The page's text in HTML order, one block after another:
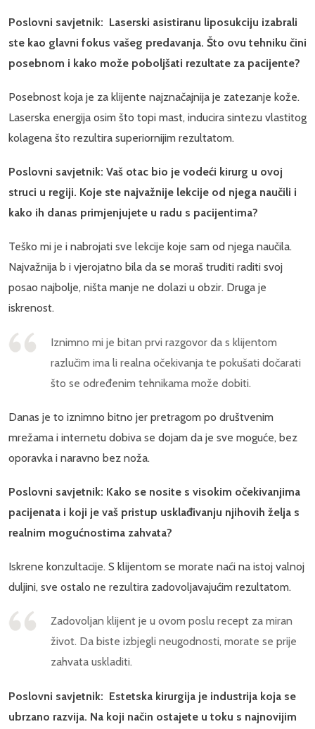
Poslovni savjetnik: Laserski asistiranu liposukciju izabrali
ste kao glavni fokus vašeg predavanja. Što ovu tehniku čini
posebnom i kako može poboljšati rezultate za pacijente?
Posebnost koja je za klijente najznačajnija je zatezanje kože.
Laserska energija osim što topi mast, inducira sintezu vlastitog
kolagena što rezultira superiornijim rezultatom.
Poslovni savjetnik: Vaš otac bio je vodeći kirurg u ovoj
struci u regiji. Koje ste najvažnije lekcije od njega naučili i
kako ih danas primjenjujete u radu s pacijentima?
Teško mi je i nabrojati sve lekcije koje sam od njega naučila.
Najvažnija b i vjerojatno bila da se moraš truditi raditi svoj
posao najbolje, ništa manje ne dolazi u obzir. Druga je
iskrenost.
Iznimno mi je bitan prvi razgovor da s klijentom
razlučim ima li realna očekivanja te pokušati dočarati
što se određenim tehnikama može dobiti.
Danas je to iznimno bitno jer pretragom po društvenim
mrežama i internetu dobiva se dojam da je sve moguće, bez
oporavka i naravno bez noža.
Poslovni savjetnik: Kako se nosite s visokim očekivanjima
pacijenata i koji je vaš pristup usklađivanju njihovih želja s
realnim mogućnostima zahvata?
Iskrene konzultacije. S klijentom se morate naći na istoj valnoj
duljini, sve ostalo ne rezultira zadovoljavajućim rezultatom.
Zadovoljan klijent je u ovom poslu recept za miran
život. Da biste izbjegli neugodnosti, morate se prije
zahvata uskladiti.
Poslovni savjetnik: Estetska kirurgija je industrija koja se
ubrzano razvija. Na koji način ostajete u toku s najnovijim